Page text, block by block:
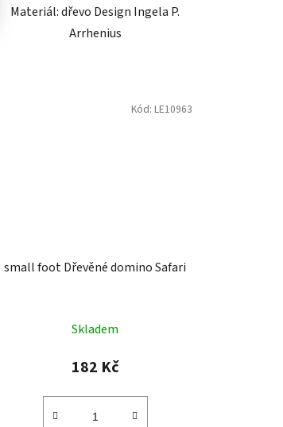
Materiál: dřevo Design Ingela P.
Arrhenius
small foot Dřevěné domino Safari
Skladem
182 Kč
Kód: LE10963